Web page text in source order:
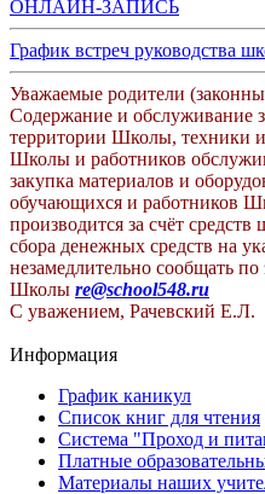
ОНЛАЙН-ЗАПИСЬ
График встреч руководства
Уважаемые родители
Содержание и обслуживание
территории Школы, техники
Школы и работников
закупка материалов и
обучающихся и работников
производится за счёт
сбора денежных средств на
незамедлительно сообщать
Школы re@school548.ru
С уважением, Рачевский Е.Л.
Информация
График каникул
Список книг для чтения
Система "Проход и
Платные
Материалы наших